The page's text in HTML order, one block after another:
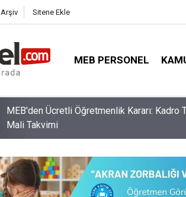
Arşiv Sitene Ekle
MEB PERSONEL
Öğretmenlerin Özür Grubu İller Arası